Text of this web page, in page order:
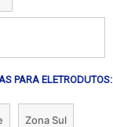
PARA ELETRODUTOS:
Zona Sul